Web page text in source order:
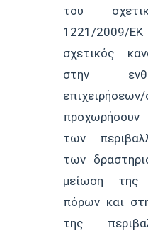
του
1221/
σχετικός
στην
των
των
μείωση της
πόρων και
της